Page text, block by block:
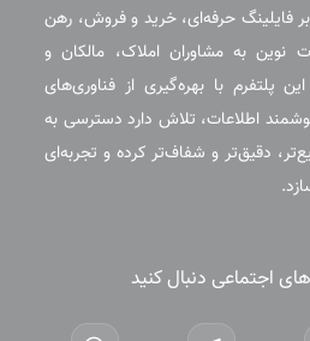
فایلینگ حرفه‌ای، خرید و فروش، رهن
نوین به مشاوران املاک، مالکان و
پلتفرم با بهره‌گیری از فناوری‌های
اطلاعات، تلاش دارد دسترسی به
دقیق‌تر و شفاف‌تر کرده و تجربه‌ای
اجتماعی دنبال کنید